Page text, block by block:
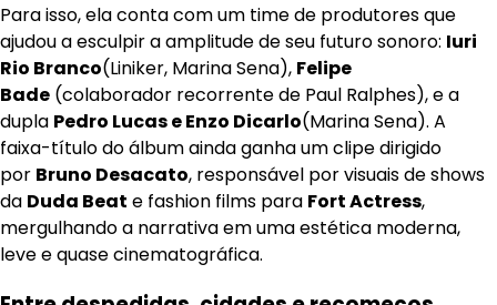
Para isso, ela conta com um time de produtores que
ajudou a esculpir a amplitude de seu futuro sonoro: Iuri
Rio Branco(Liniker, Marina Sena), Felipe
Bade (colaborador recorrente de Paul Ralphes), e a
dupla Pedro Lucas e Enzo Dicarlo(Marina Sena). A
faixa-título do álbum ainda ganha um clipe dirigido
por Bruno Desacato, responsável por visuais de shows
da Duda Beat e fashion films para Fort Actress,
mergulhando a narrativa em uma estética moderna,
leve e quase cinematográfica.